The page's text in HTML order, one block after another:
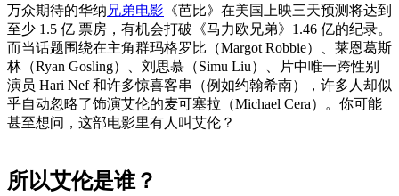
万众期待的华纳 兄弟电影 《芭比》在美国上映三天预测将达到
至少 1.5 亿 票房，有机会打破《马力欧兄弟》1.46 亿的纪录。
而当话题围绕在主角群玛格罗比（Margot Robbie）、莱恩葛斯
林（Ryan Gosling）、刘思慕（Simu Liu）、片中唯一跨性别
演员 Hari Nef 和许多惊喜客串（例如约翰希南），许多人却似
乎自动忽略了饰演艾伦的麦可塞拉（Michael Cera）。你可能
甚至想问，这部电影里有人叫艾伦？
所以艾伦是谁？